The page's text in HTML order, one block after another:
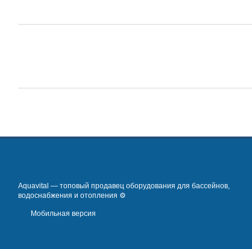
Aquavital — топовый продавец оборудования для бассейнов,
водоснабжения и отопления ⚙️
Мобильная версия